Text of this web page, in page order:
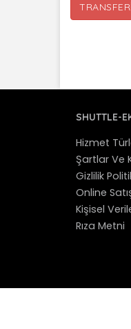
SHUTTLE-
Hizmet
Şartlar Ve
Gizlilik
Online
Kişisel
Rıza Metni